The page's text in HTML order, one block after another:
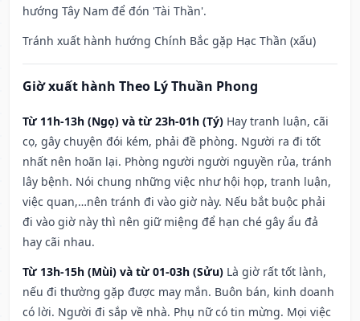
hướng Tây Nam để đón 'Tài Thần'.
Tránh xuất hành hướng Chính Bắc gặp Hạc Thần (xấu)
Giờ xuất hành Theo Lý Thuần Phong
Từ 11h-13h (Ngọ) và từ 23h-01h (Tý) Hay tranh luận, cãi
cọ, gây chuyện đói kém, phải đề phòng. Người ra đi tốt
nhất nên hoãn lại. Phòng người người nguyền rủa, tránh
lây bệnh. Nói chung những việc như hội họp, tranh luận,
việc quan,…nên tránh đi vào giờ này. Nếu bắt buộc phải
đi vào giờ này thì nên giữ miệng để hạn ché gây ẩu đả
hay cãi nhau.
Từ 13h-15h (Mùi) và từ 01-03h (Sửu) Là giờ rất tốt lành,
nếu đi thường gặp được may mắn. Buôn bán, kinh doanh
có lời. Người đi sắp về nhà. Phụ nữ có tin mừng. Mọi việc